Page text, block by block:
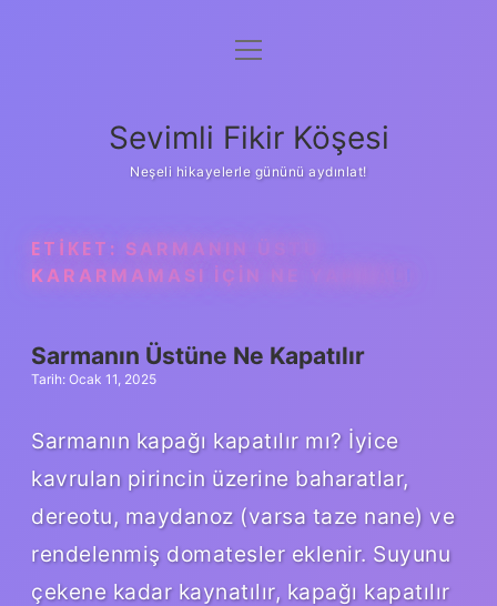
Anasayfa
Yasal Uyarı
menüyü
Sevimli Fikir Köşesi
Neşeli hikayelerle gününü aydınlat!
ETIKET: SARMANIN ÜSTÜ
KARARMAMASI IÇIN NE YAPMALI
Sarmanın Üstüne Ne Kapatılır
Tarih: Ocak 11, 2025
Sarmanın kapağı kapatılır mı? İyice
kavrulan pirincin üzerine baharatlar,
dereotu, maydanoz (varsa taze nane) ve
rendelenmiş domatesler eklenir. Suyunu
çekene kadar kaynatılır, kapağı kapatılır